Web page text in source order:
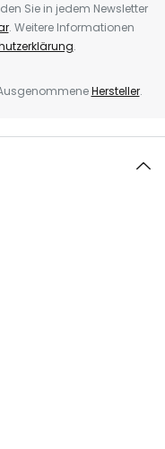
Sie in jedem Newsletter
. Weitere Informationen
.
Hersteller.